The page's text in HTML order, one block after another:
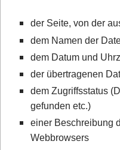
der Seite, von der
dem Namen der
dem Datum und
der übertragenen
dem Zugriffsstatus
gefunden etc.)
einer Beschreibung
Webbrowsers